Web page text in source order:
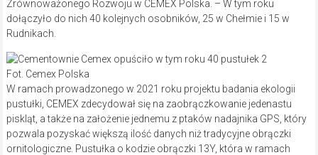
Zrównoważonego Rozwoju w CEMEX Polska. – W tym roku
dołączyło do nich 40 kolejnych osobników, 25 w Chełmie i 15 w
Rudnikach.
Fot. Cemex Polska
W ramach prowadzonego w 2021 roku projektu badania ekologii
pustułki, CEMEX zdecydował się na zaobrączkowanie jedenastu
piskląt, a także na założenie jednemu z ptaków nadajnika GPS, który
pozwala pozyskać większą ilość danych niż tradycyjne obrączki
ornitologiczne. Pustułka o kodzie obrączki 13Y, która w ramach